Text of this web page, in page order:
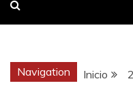
Navigation Inicio